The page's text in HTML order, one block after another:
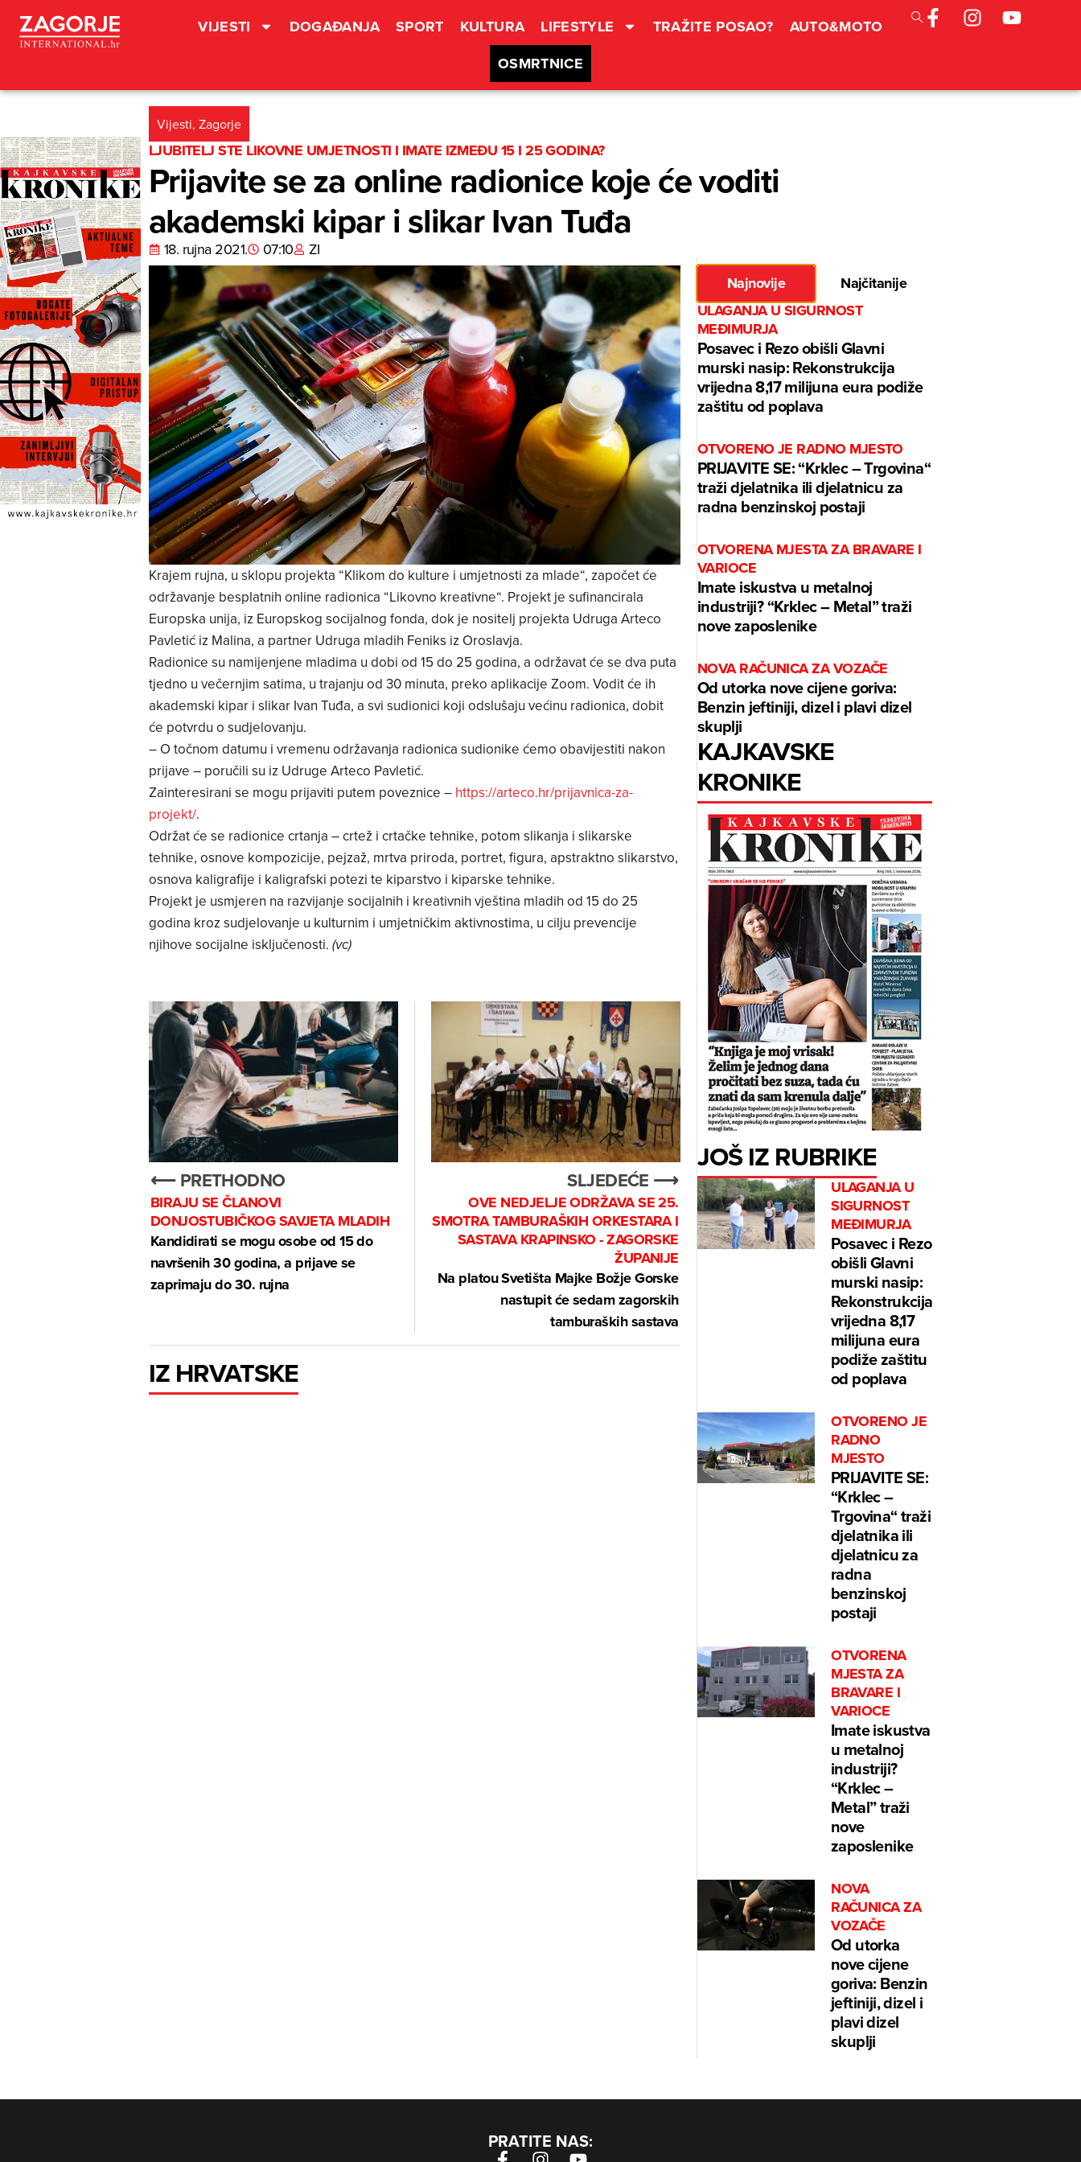
VIJESTI DOGAĐANJA SPORT KULTURA LIFESTYLE TRAŽITE POSAO?
AUTO&MOTO
OSMRTNICE
Vijesti, Zagorje
LJUBITELJ STE LIKOVNE UMJETNOSTI I IMATE IZMEĐU 15 I 25 GODINA?
Prijavite se za online radionice koje će voditi
akademski kipar i slikar Ivan Tuđa
18. rujna 2021. 07:10 ZI
Krajem rujna, u sklopu projekta “Klikom do kulture i umjetnosti za mlade“, započet će
održavanje besplatnih online radionica “Likovno kreativne“. Projekt je sufinancirala
Europska unija, iz Europskog socijalnog fonda, dok je nositelj projekta Udruga Arteco
Pavletić iz Malina, a partner Udruga mladih Feniks iz Oroslavja.
Radionice su namijenjene mladima u dobi od 15 do 25 godina, a održavat će se dva puta
tjedno u večernjim satima, u trajanju od 30 minuta, preko aplikacije Zoom. Vodit će ih
akademski kipar i slikar Ivan Tuđa, a svi sudionici koji odslušaju većinu radionica, dobit
će potvrdu o sudjelovanju.
– O točnom datumu i vremenu održavanja radionica sudionike ćemo obavijestiti nakon
prijave – poručili su iz Udruge Arteco Pavletić.
Zainteresirani se mogu prijaviti putem poveznice – https://arteco.hr/prijavnica-za-
projekt/.
Održat će se radionice crtanja – crtež i crtačke tehnike, potom slikanja i slikarske
tehnike, osnove kompozicije, pejzaž, mrtva priroda, portret, figura, apstraktno slikarstvo,
osnova kaligrafije i kaligrafski potezi te kiparstvo i kiparske tehnike.
Projekt je usmjeren na razvijanje socijalnih i kreativnih vještina mladih od 15 do 25
godina kroz sudjelovanje u kulturnim i umjetničkim aktivnostima, u cilju prevencije
njihove socijalne isključenosti. (vc)
⟵ PRETHODNO
BIRAJU SE ČLANOVI
DONJOSTUBIČKOG SAVJETA MLADIH
Kandidirati se mogu osobe od 15 do
navršenih 30 godina, a prijave se
zaprimaju do 30. rujna
SLJEDEĆE ⟶
OVE NEDJELJE ODRŽAVA SE 25.
SMOTRA TAMBURAŠKIH ORKESTARA I
SASTAVA KRAPINSKO - ZAGORSKE
ŽUPANIJE
Na platou Svetišta Majke Božje Gorske
nastupit će sedam zagorskih
tamburaških sastava
IZ HRVATSKE
Najnovije
Najčitanije
ULAGANJA U SIGURNOST
MEĐIMURJA
Posavec i Rezo obišli Glavni
murski nasip: Rekonstrukcija
vrijedna 8,17 milijuna eura podiže
zaštitu od poplava
OTVORENO JE RADNO MJESTO
PRIJAVITE SE: “Krklec – Trgovina“
traži djelatnika ili djelatnicu za
radna benzinskoj postaji
OTVORENA MJESTA ZA BRAVARE I
VARIOCE
Imate iskustva u metalnoj
industriji? “Krklec – Metal” traži
nove zaposlenike
NOVA RAČUNICA ZA VOZAČE
Od utorka nove cijene goriva:
Benzin jeftiniji, dizel i plavi dizel
skuplji
KAJKAVSKE
KRONIKE
JOŠ IZ RUBRIKE
ULAGANJA U
SIGURNOST
MEĐIMURJA
Posavec i Rezo
obišli Glavni
murski nasip:
Rekonstrukcija
vrijedna 8,17
milijuna eura
podiže zaštitu
od poplava
OTVORENO JE
RADNO
MJESTO
PRIJAVITE SE:
“Krklec –
Trgovina“ traži
djelatnika ili
djelatnicu za
radna
benzinskoj
postaji
OTVORENA
MJESTA ZA
BRAVARE I
VARIOCE
Imate iskustva
u metalnoj
industriji?
“Krklec –
Metal” traži
nove
zaposlenike
NOVA
RAČUNICA ZA
VOZAČE
Od utorka
nove cijene
goriva: Benzin
jeftiniji, dizel i
plavi dizel
skuplji
PRATITE NAS: